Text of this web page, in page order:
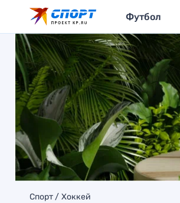
Футбол
Спорт Хоккей